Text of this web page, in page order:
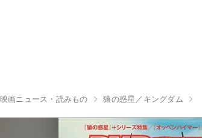
映画ニュース・読みもの 猿の惑星／キングダム